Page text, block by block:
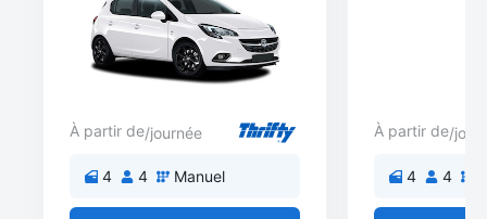
À partir de/journée
4 4 Manuel
À partir de/
4 4